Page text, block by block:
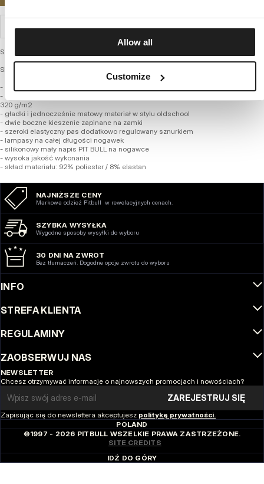
Allow all
Customize
WYSYŁKA I ZWROTY
Szorty dresowe męskie - Oldschool Nelson
SERIA OLDSCHOOL POLY-TERRY
- regularny fason z nogawkami do kolan
- spodenki wykonane z wysokogatunkowej tkaniny poliestrowej o gramaturze
320 g/m2
- gładki i jednocześnie matowy materiał w stylu oldschool
- dwie boczne kieszenie zapinane na zamki
- szeroki elastyczny pas dodatkowo regulowany sznurkiem
- lampasy na całej długości nogawek
- silikonowy mały napis PIT BULL na nogawce
- wysoka jakość wykonania
- skład materiału: 92% poliester / 8% elastan
NAJNIŻSZE CENY
Markowa odzież Pitbull w rewelacyjnych cenach.
SZYBKA WYSYŁKA
Wygodne sposoby wysyłki do wyboru
30 DNI NA ZWROT
Bez tłumaczeń. Dogodne opcje zwrotu do wyboru
INFO
STREFA KLIENTA
REGULAMINY
ZAOBSERWUJ NAS
NEWSLETTER
Chcesz otrzymywać informacje o najnowszych promocjach i nowościach?
Email address
ZAREJESTRUJ SIĘ
Zapisując się do newslettera akceptujesz politykę prywatności.
POLAND
©1997 - 2026 PITBULL WSZELKIE PRAWA ZASTRZEŻONE.
SITE CREDITS
IDŹ DO GÓRY